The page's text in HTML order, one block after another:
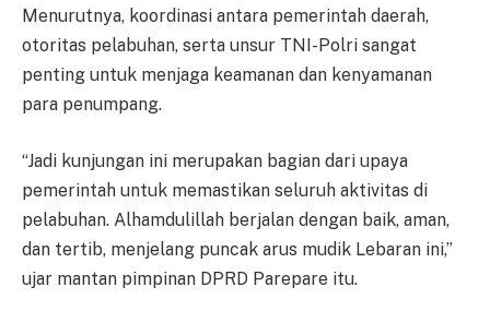
Menurutnya, koordinasi antara pemerintah daerah,
otoritas pelabuhan, serta unsur TNI-Polri sangat
penting untuk menjaga keamanan dan kenyamanan
para penumpang.
“Jadi kunjungan ini merupakan bagian dari upaya
pemerintah untuk memastikan seluruh aktivitas di
pelabuhan. Alhamdulillah berjalan dengan baik, aman,
dan tertib, menjelang puncak arus mudik Lebaran ini,”
ujar mantan pimpinan DPRD Parepare itu.